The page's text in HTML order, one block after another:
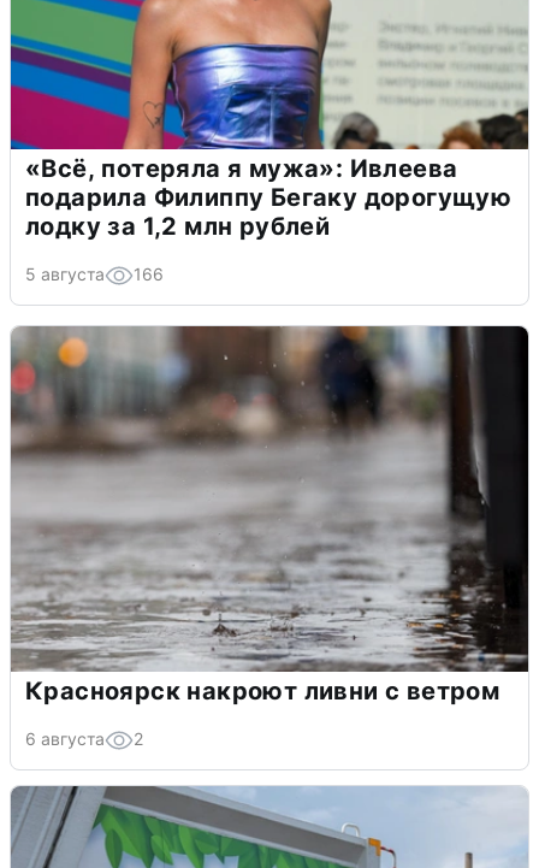
«Всё, потеряла я мужа»: Ивлеева
подарила Филиппу Бегаку дорогущую
лодку за 1,2 млн рублей
5 августа 166
Красноярск накроют ливни с ветром
6 августа 2